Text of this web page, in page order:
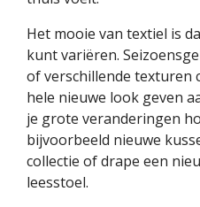
Het mooie van textiel is
kunt variëren.
of verschillende texturen
hele nieuwe look geven
je grote veranderingen
bijvoorbeeld nieuwe
collectie of drape een
leesstoel.